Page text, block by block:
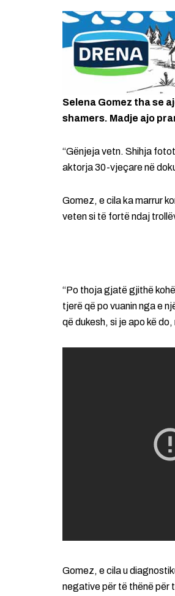
Selena Gomez tha se
shamers. Madje ajo
“Gënjeja vetn. Shihja
aktorja 30-vjeçare në
Gomez, e cila ka marrur
veten si të fortë ndaj
“Po thoja gjatë gjithë
tjerë që po vuanin nga e
që dukesh, si je apo kë
Gomez, e cila u
negative për të thënë për